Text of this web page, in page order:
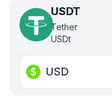
USDT
Tether
USDt
USD